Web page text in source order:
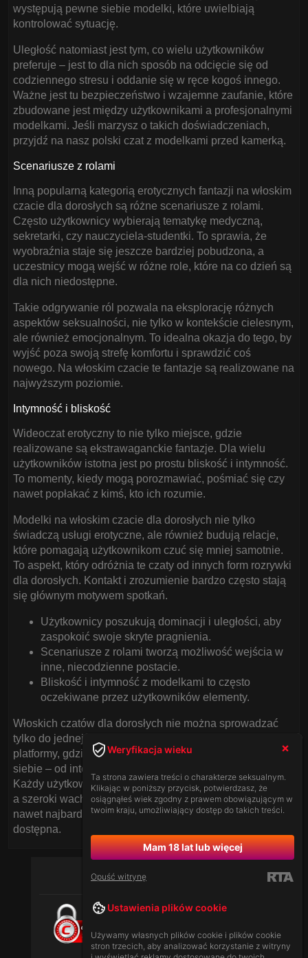
występują pewne siebie modelki, które uwielbiają
kontrolować sytuację.
Uległość natomiast jest tym, co wielu użytkowników
preferuje – jest to dla nich sposób na odcięcie się od
codziennego stresu i oddanie się w ręce kogoś innego.
Ważne jest tu bezpieczeństwo i wzajemne zaufanie, które
zbudowane jest między użytkownikami a profesjonalnymi
modelkami. Jeśli marzysz o takich doświadczeniach,
przyjdź na nasz polski czat z modelkami przed kamerką.
Scenariusze z rolami
Inną popularną kategorią erotycznych fantazji na włoskim
czacie dla dorosłych są różne scenariusze z rolami.
Często użytkownicy wybierają tematykę medyczną,
sekretarki, czy nauczyciela-studentki. To sprawia, że
wyobraźnia staje się jeszcze bardziej pobudzona, a
uczestnicy mogą wejść w różne role, które na co dzień są
dla nich niedostępne.
Takie odgrywanie ról pozwala na eksplorację różnych
aspektów seksualności, nie tylko w kontekście cielesnym,
ale również emocjonalnym. To idealna okazja do tego, by
wyjść poza swoją strefę komfortu i sprawdzić coś
nowego. Na włoskim czacie te fantazje są realizowane na
najwyższym poziomie.
Intymność i bliskość
Wideoczat erotyczny to nie tylko miejsce, gdzie
realizowane są ekstrawaganckie fantazje. Dla wielu
użytkowników istotna jest po prostu bliskość i intymność.
To momenty, kiedy mogą porozmawiać, pośmiać się czy
nawet popłakać z kimś, kto ich rozumie.
Modelki na włoskim czacie dla dorosłych nie tylko
świadczą usługi erotyczne, ale również budują relacje,
które pomagają użytkownikom czuć się mniej samotnie.
To aspekt, który odróżnia te czaty od innych form rozrywki
dla dorosłych. Kontakt i zrozumienie bardzo często stają
się głównym motywem spotkań.
Użytkownicy poszukują dominacji i uległości, aby
zaspokoić swoje skryte pragnienia.
Scenariusze z rolami tworzą możliwość wejścia w
inne, niecodzienne postacie.
Bliskość i intymność z modelkami to często
oczekiwane przez użytkowników elementy.
Włoskich czatów dla dorosłych nie można sprowadzać
tylko do jednej formy czy kategorii. To wielowymiarowe
platformy, gdzie każda osoba może odnaleźć coś dla
siebie – od intensywnych doznań po kojącą intymność.
Każdy użytkownik przychodzi tu z innymi oczekiwaniami,
a szeroki wachlarz możliwości sprawia, że realizacja
nawet najbardziej wyszukanych fantazji staje się
dostępna.
Weryfikacja wieku
Ta strona zawiera treści o charakterze seksualnym.
Klikając w poniższy przycisk, potwierdzasz, że
osiągnąłeś wiek zgodny z prawem obowiązującym w
twoim kraju, umożliwiający dostęp do takich treści.
Mam 18 lat lub więcej
Opuść witrynę
Ustawienia plików cookie
Używamy własnych plików cookie i plików cookie
stron trzecich, aby analizować korzystanie z witryny